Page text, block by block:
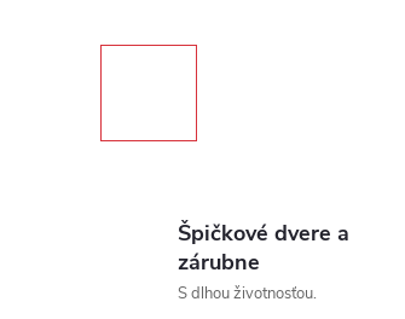
Špičkové dvere a
zárubne
S dlhou životnosťou.